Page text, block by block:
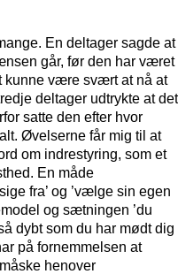
En deltager sagde at
går, før den har været
kunne være svært at nå at
deltager udtrykte at det
satte den efter hvor
Øvelserne får mig til at
om indrestyring, som et
En måde
fra’ og ’vælge sin egen
og sætningen ’du
dybt som du har mødt dig
på fornemmelsen at
henover